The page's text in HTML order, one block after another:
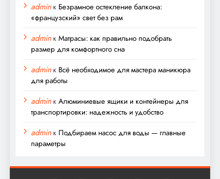
adminк Безрамное остекление балкона:
«французский» свет без рам
adminкМатрасы: как правильно подобрать
размер для комфортного сна
adminк Всё необходимое для мастера маникюра
для работы
adminкАлюминиевые ящики и контейнеры для
транспортировки: надежность и удобство
adminк Подбираем насос для воды — главные
параметры